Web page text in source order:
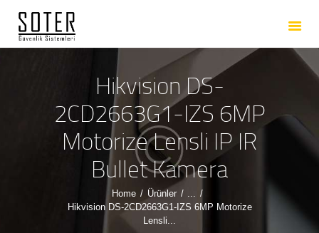
Hikvision DS-
2CD2663G1-IZS 6MP
Motorize Lensli IP IR
Bullet Kamera
Home Ürünler
...
Hikvision DS-2CD2663G1-IZS 6MP Motorize
Lensli...
ANASAYFA
HAKKIMIZDA
HIZMETLERIMIZ
ÜRÜNLERIMIZ
REFERANSLARIMIZ
İLETIŞIM